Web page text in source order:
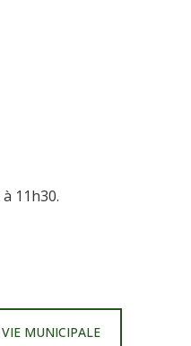
11h30.
VIE MUNICIPALE